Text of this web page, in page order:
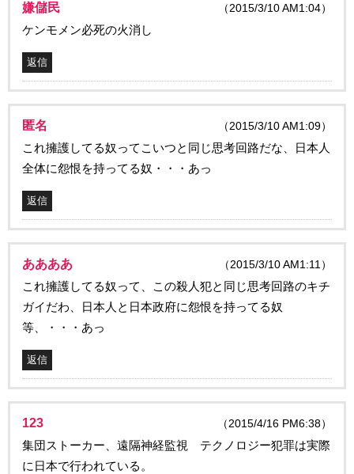
嫌儲民 （2015/3/10 AM1:04）
ケンモメン必死の火消し
返信
匿名 （2015/3/10 AM1:09）
これ擁護してる奴ってこいつと同じ思考回路だな、日本人
全体に怨恨を持ってる奴・・・あっ
返信
ああああ （2015/3/10 AM1:11）
これ擁護してる奴って、この殺人犯と同じ思考回路のキチ
ガイだわ、日本人と日本政府に怨恨を持ってる奴
等、・・・あっ
返信
123 （2015/4/16 PM6:38）
集団ストーカー、遠隔神経監視 テクノロジー犯罪は実際
に日本で行われている。